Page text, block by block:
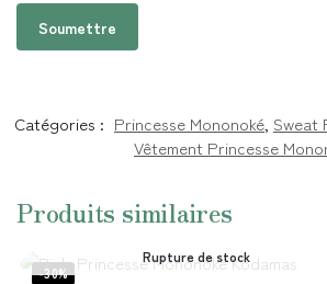
Catégories : Princesse Mononoké, Sweat
Vêtement Princesse
Produits similaires
-30%
Rupture de stock